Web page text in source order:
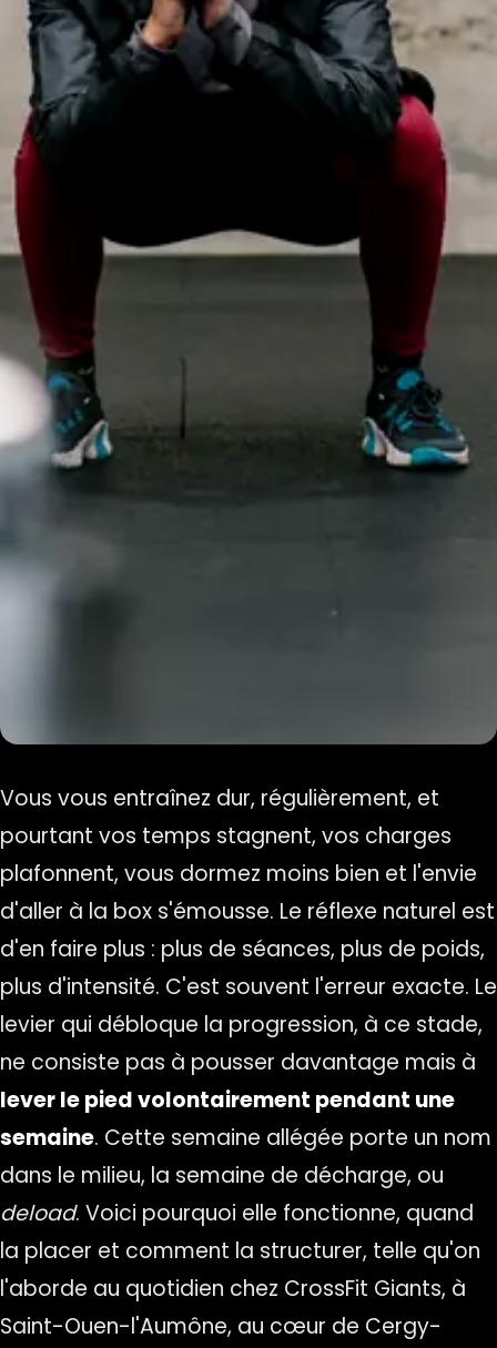
Vous vous entraînez dur, régulièrement, et
pourtant vos temps stagnent, vos charges
plafonnent, vous dormez moins bien et l'envie
d'aller à la box s'émousse. Le réflexe naturel est
d'en faire plus : plus de séances, plus de poids,
plus d'intensité. C'est souvent l'erreur exacte. Le
levier qui débloque la progression, à ce stade,
ne consiste pas à pousser davantage mais à
lever le pied volontairement pendant une
semaine. Cette semaine allégée porte un nom
dans le milieu, la semaine de décharge, ou
deload. Voici pourquoi elle fonctionne, quand
la placer et comment la structurer, telle qu'on
l'aborde au quotidien chez CrossFit Giants, à
Saint-Ouen-l'Aumône, au cœur de Cergy-